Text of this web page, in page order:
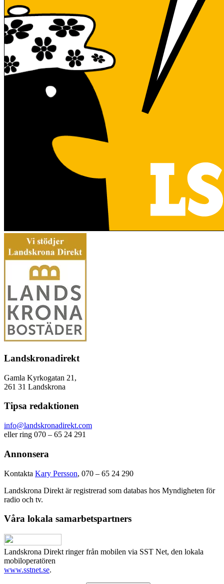
Landskronadirekt
Gamla Kyrkogatan 21,
261 31 Landskrona
Tipsa redaktionen
info@landskronadirekt.com
eller ring 070 – 65 24 291
Annonsera
Kontakta Kary Persson, 070 – 65 24 290
Landskrona Direkt är registrerad som databas hos Myndigheten för
radio och tv.
Våra lokala samarbetspartners
Landskrona Direkt ringer från mobilen via SST Net, den lokala
mobiloperatören
www.sstnet.se.